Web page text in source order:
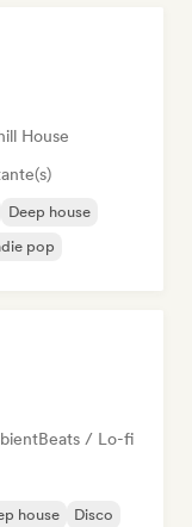
House
Deep house
pop
Beats / Lo-fi
house
Disco